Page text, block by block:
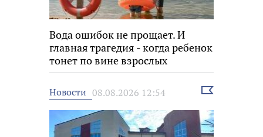
Вода ошибок не прощает. И
главная трагедия - когда ребенок
тонет по вине взрослых
Новости 08.08.2026 12:54
Выбрать